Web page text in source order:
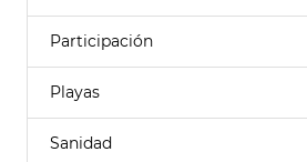
Participación
Playas
Sanidad